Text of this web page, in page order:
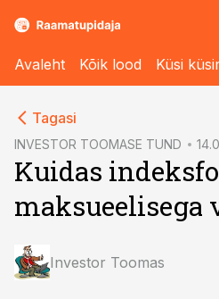
Avaleht Kõik lood Küsi
Tagasi
INVESTOR TOOMASE TUND
Kuidas
Investor Toomas